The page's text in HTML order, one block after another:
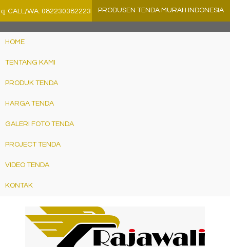
q CALL/WA: 082230382223 PRODUSEN TENDA MURAH INDONESIA
HOME
TENTANG KAMI
PRODUK TENDA
HARGA TENDA
GALERI FOTO TENDA
PROJECT TENDA
VIDEO TENDA
KONTAK